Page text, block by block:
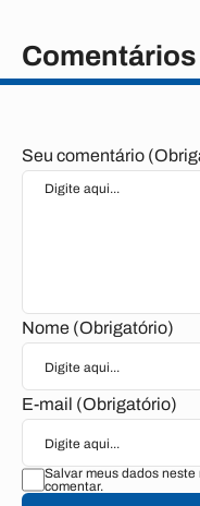
Comentários
Seu comentário
Nome (Obrigatório)
E-mail (Obrigatório)
Salvar meus dados
comentar.